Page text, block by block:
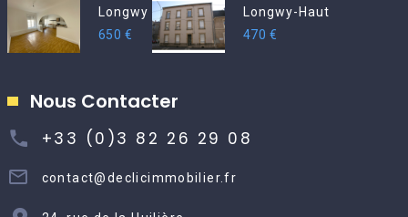
Longwy
650 €
Longwy-Haut
470 €
Nous Contacter
+33 (0)3 82 26 29 08
contact@declicimmobilier.fr